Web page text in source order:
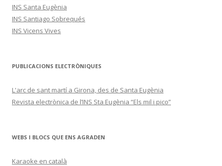
INS Santa Eugènia
INS Santiago Sobrequés
INS Vicens Vives
PUBLICACIONS ELECTRÒNIQUES
L'arc de sant martí a Girona, des de Santa Eugènia
Revista electrònica de l’INS Sta Eugènia “Els mil i pico”
WEBS I BLOCS QUE ENS AGRADEN
Karaoke en català